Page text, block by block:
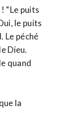
“Le puits
le puits
Le péché
Dieu.
quand
la